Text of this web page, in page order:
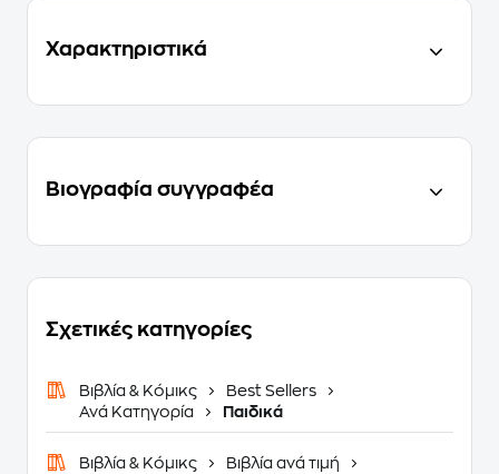
Χαρακτηριστικά
Βιογραφία συγγραφέα
Σχετικές κατηγορίες
Βιβλία & Κόμικς
Best Sellers
Ανά Κατηγορία
Παιδικά
Βιβλία & Κόμικς
Βιβλία ανά τιμή